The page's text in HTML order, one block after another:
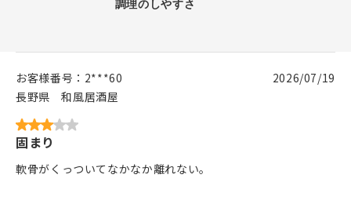
お客様番号： 2***60
長野県
和風居酒屋
2026/07/19
固まり
軟骨がくっついてなかなか離れない。